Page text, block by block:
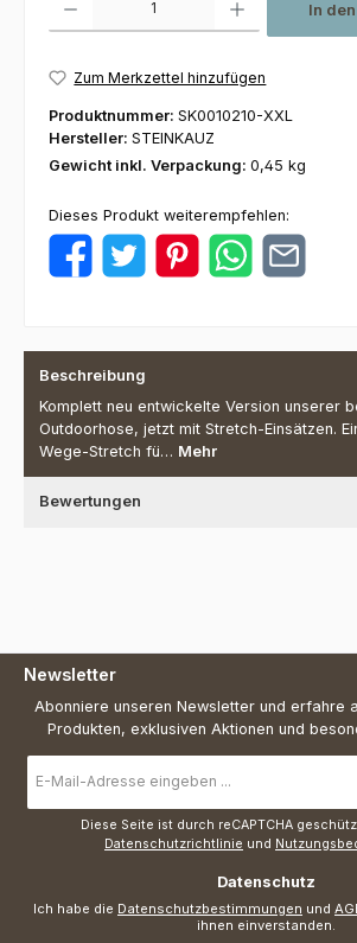
In
Zum Merkzettel hinzufügen
Produktnummer: SK0010210-XXL
Hersteller: STEINKAUZ
Gewicht inkl. Verpackung: 0,45 kg
Dieses Produkt weiterempfehlen:
Beschreibung
Komplett neu entwickelte Version unserer
Outdoorhose, jetzt mit Stretch-Einsätzen.
Wege-Stretch fü… Mehr
Bewertungen
Newsletter
Abonniere unseren Newsletter und erfahre
Produkten, exklusiven Aktionen und
Mail-
Adresse
Diese Seite ist durch reCAPTCHA
Datenschutzrichtlinie und
Datenschutz
Ich habe die Datenschutzbestimmungen und
ihnen einverstanden.